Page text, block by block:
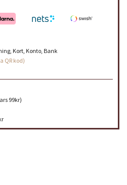
Kort, Konto, Bank
QR kod)
99kr)